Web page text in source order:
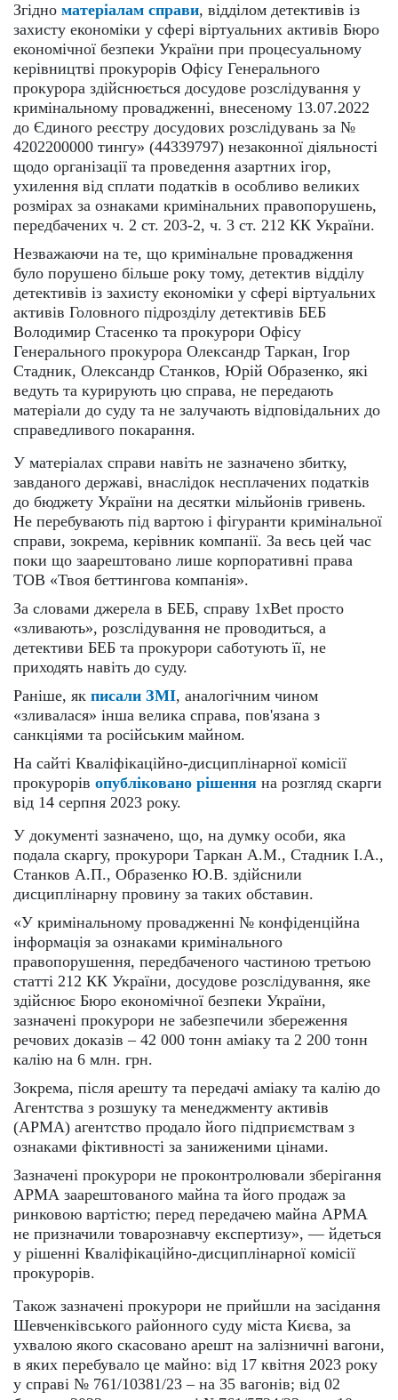
Згідно матеріалам справи, відділом детективів із
захисту економіки у сфері віртуальних активів Бюро
економічної безпеки України при процесуальному
керівництві прокурорів Офісу Генерального
прокурора здійснюється досудове розслідування у
кримінальному провадженні, внесеному 13.07.2022
до Єдиного реєстру досудових розслідувань за №
4202200000 тингу» (44339797) незаконної діяльності
щодо організації та проведення азартних ігор,
ухилення від сплати податків в особливо великих
розмірах за ознаками кримінальних правопорушень,
передбачених ч. 2 ст. 203-2, ч. 3 ст. 212 КК України.
Незважаючи на те, що кримінальне провадження
було порушено більше року тому, детектив відділу
детективів із захисту економіки у сфері віртуальних
активів Головного підрозділу детективів БЕБ
Володимир Стасенко та прокурори Офісу
Генерального прокурора Олександр Таркан, Ігор
Стадник, Олександр Станков, Юрій Образенко, які
ведуть та курирують цю справа, не передають
матеріали до суду та не залучають відповідальних до
справедливого покарання.
У матеріалах справи навіть не зазначено збитку,
завданого державі, внаслідок несплачених податків
до бюджету України на десятки мільйонів гривень.
Не перебувають під вартою і фігуранти кримінальної
справи, зокрема, керівник компанії. За весь цей час
поки що заарештовано лише корпоративні права
ТОВ «Твоя беттингова компанія».
За словами джерела в БЕБ, справу 1xBet просто
«зливають», розслідування не проводиться, а
детективи БЕБ та прокурори саботують її, не
приходять навіть до суду.
Раніше, як писали ЗМІ, аналогічним чином
«зливалася» інша велика справа, пов'язана з
санкціями та російським майном.
На сайті Кваліфікаційно-дисциплінарної комісії
прокурорів опубліковано рішення на розгляд скарги
від 14 серпня 2023 року.
У документі зазначено, що, на думку особи, яка
подала скаргу, прокурори Таркан А.М., Стадник І.А.,
Станков А.П., Образенко Ю.В. здійснили
дисциплінарну провину за таких обставин.
«У кримінальному провадженні № конфіденційна
інформація за ознаками кримінального
правопорушення, передбаченого частиною третьою
статті 212 КК України, досудове розслідування, яке
здійснює Бюро економічної безпеки України,
зазначені прокурори не забезпечили збереження
речових доказів – 42 000 тонн аміаку та 2 200 тонн
калію на 6 млн. грн.
Зокрема, після арешту та передачі аміаку та калію до
Агентства з розшуку та менеджменту активів
(АРМА) агентство продало його підприємствам з
ознаками фіктивності за заниженими цінами.
Зазначені прокурори не проконтролювали зберігання
АРМА заарештованого майна та його продаж за
ринковою вартістю; перед передачею майна АРМА
не призначили товарознавчу експертизу», — йдеться
у рішенні Кваліфікаційно-дисциплінарної комісії
прокурорів.
Також зазначені прокурори не прийшли на засідання
Шевченківського районного суду міста Києва, за
ухвалою якого скасовано арешт на залізничні вагони,
в яких перебувало це майно: від 17 квітня 2023 року
у справі № 761/10381/23 – на 35 вагонів; від 02